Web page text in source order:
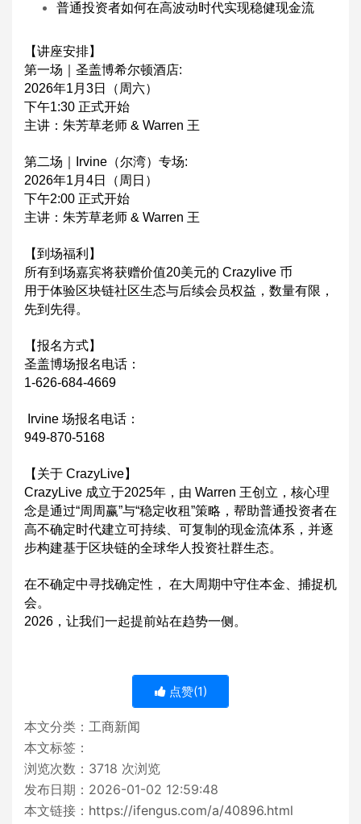
普通投资者如何在高波动时代实现稳健现金流
【讲座安排】
第一场｜圣盖博希尔顿酒店:
2026年1月3日（周六）
下午1:30 正式开始
主讲：朱芳草老师 & Warren 王
第二场｜Irvine（尔湾）专场:
2026年1月4日（周日）
下午2:00 正式开始
主讲：朱芳草老师 & Warren 王
【到场福利】
所有到场嘉宾将获赠价值20美元的 Crazylive 币
用于体验区块链社区生态与后续会员权益，数量有限，
先到先得。
【报名方式】
圣盖博场报名电话：
1-626-684-4669
Irvine 场报名电话：
949-870-5168
【关于 CrazyLive】
CrazyLive 成立于2025年，由 Warren 王创立，核心理
念是通过“周周赢”与“稳定收租”策略，帮助普通投资者在
高不确定时代建立可持续、可复制的现金流体系，并逐
步构建基于区块链的全球华人投资社群生态。
在不确定中寻找确定性， 在大周期中守住本金、捕捉机
会。
2026，让我们一起提前站在趋势一侧。
点赞(1)
本文分类： 工商新闻
本文标签：
浏览次数： 3718 次浏览
发布日期：2026-01-02 12:59:48
本文链接： https://ifengus.com/a/40896.html